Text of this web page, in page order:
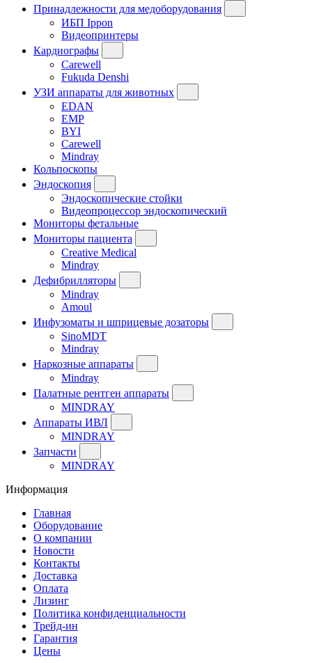
Принадлежности для медоборудования
ИБП Ippon
Видеопринтеры
Кардиографы
Carewell
Fukuda Denshi
УЗИ аппараты для животных
EDAN
EMP
BYI
Carewell
Mindray
Кольпоскопы
Эндоскопия
Эндоскопические стойки
Видеопроцессор эндоскопический
Мониторы фетальные
Мониторы пациента
Creative Medical
Mindray
Дефибрилляторы
Mindray
Amoul
Инфузоматы и шприцевые дозаторы
SinoMDT
Mindray
Наркозные аппараты
Mindray
Палатные рентген аппараты
MINDRAY
Аппараты ИВЛ
MINDRAY
Запчасти
MINDRAY
Информация
Главная
Оборудование
О компании
Новости
Контакты
Доставка
Оплата
Лизинг
Политика конфиденциальности
Трейд-ин
Гарантия
Цены